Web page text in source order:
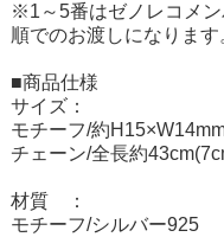
※1～5番はゼノレコメ
順でのお渡しになります
■商品仕様
サイズ：
モチーフ/約
チェーン/全長約
材質 ：
モチーフ/シルバー925